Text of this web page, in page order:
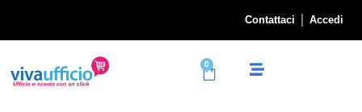
Contattaci Accedi
0